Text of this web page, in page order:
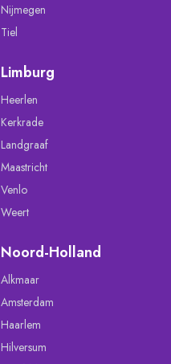
Nijmegen
Tiel
Limburg
Heerlen
Kerkrade
Landgraaf
Maastricht
Venlo
Weert
Noord-Holland
Alkmaar
Amsterdam
Haarlem
Hilversum